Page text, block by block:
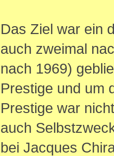
Das Ziel war ein
auch zweimal
nach 1969)
Prestige und um
Prestige war
auch
bei Jacques